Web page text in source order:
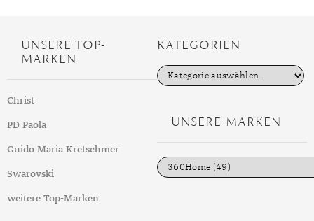
UNSERE TOP-
MARKEN
Christ
PD Paola
Guido Maria Kretschmer
Swarovski
weitere Top-Marken
KATEGORIEN
K
a
e
n
UNSERE MARKEN